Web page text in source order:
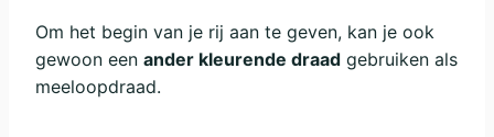
Om het begin van je rij aan te geven, kan je ook
gewoon een ander kleurende draad gebruiken als
meeloopdraad.